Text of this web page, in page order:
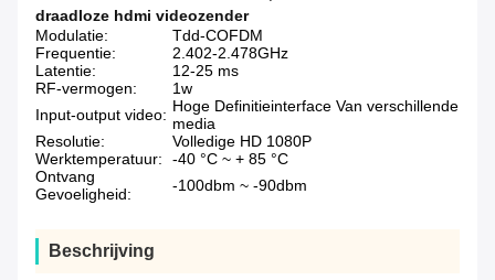
draadloze hdmi videozender
Modulatie:
Tdd-COFDM
Frequentie:
2.402-2.478GHz
Latentie:
12-25 ms
RF-vermogen:
1w
Input-output video: Hoge Definitieinterface Van verschillende
media
Resolutie:
Volledige HD 1080P
Werktemperatuur:
-40 °C ~ + 85 °C
Ontvang
Gevoeligheid:
-100dbm ~ -90dbm
Beschrijving